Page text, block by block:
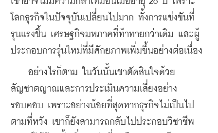
โลกธุรกิจในปัจจุบันเปลี่ยนไปมาก ทั้งการแข่งขันที่
รุนแรงขึ้น เศรษฐกิจมหภาคที่ท้าทายกว่าเดิม และผู้
ประกอบการรุ่นใหม่ที่มีศักยภาพเพิ่มขึ้นอย่างต่อเนื่อง
อย่างไรก็ตาม ในวันนั้นเขาตัดสินใจด้วย
สัญชาตญาณและการประเมินความเสี่ยงอย่าง
รอบคอบ เพราะอย่างน้อยที่สุดหากธุรกิจไม่เป็นไป
ตามที่หวัง เขาก็ยังสามารถกลับไปประกอบวิชาชีพ